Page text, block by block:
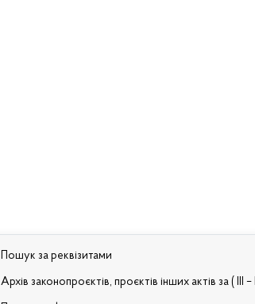
Пошук за реквізитами
Архів законопроєктів, проєктів інших актів за ( III –